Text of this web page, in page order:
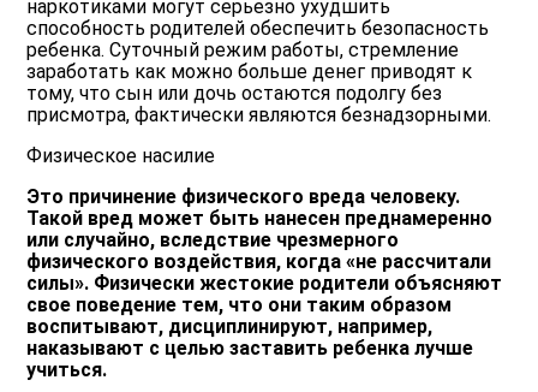
наркотиками могут серьезно ухудшить
способность родителей обеспечить безопасность
ребенка. Суточный режим работы, стремление
заработать как можно больше денег приводят к
тому, что сын или дочь остаются подолгу без
присмотра, фактически являются безнадзорными.
Физическое насилие
Это причинение физического вреда человеку.
Такой вред может быть нанесен преднамеренно
или случайно, вследствие чрезмерного
физического воздействия, когда «не рассчитали
силы». Физически жестокие родители объясняют
свое поведение тем, что они таким образом
воспитывают, дисциплинируют, например,
наказывают с целью заставить ребенка лучше
учиться.